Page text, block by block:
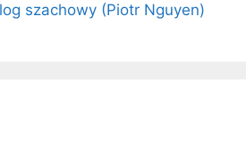
szachowy (Piotr Nguyen)